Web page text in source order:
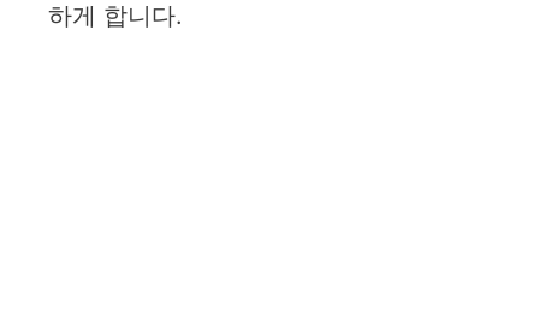
하게 합니다.